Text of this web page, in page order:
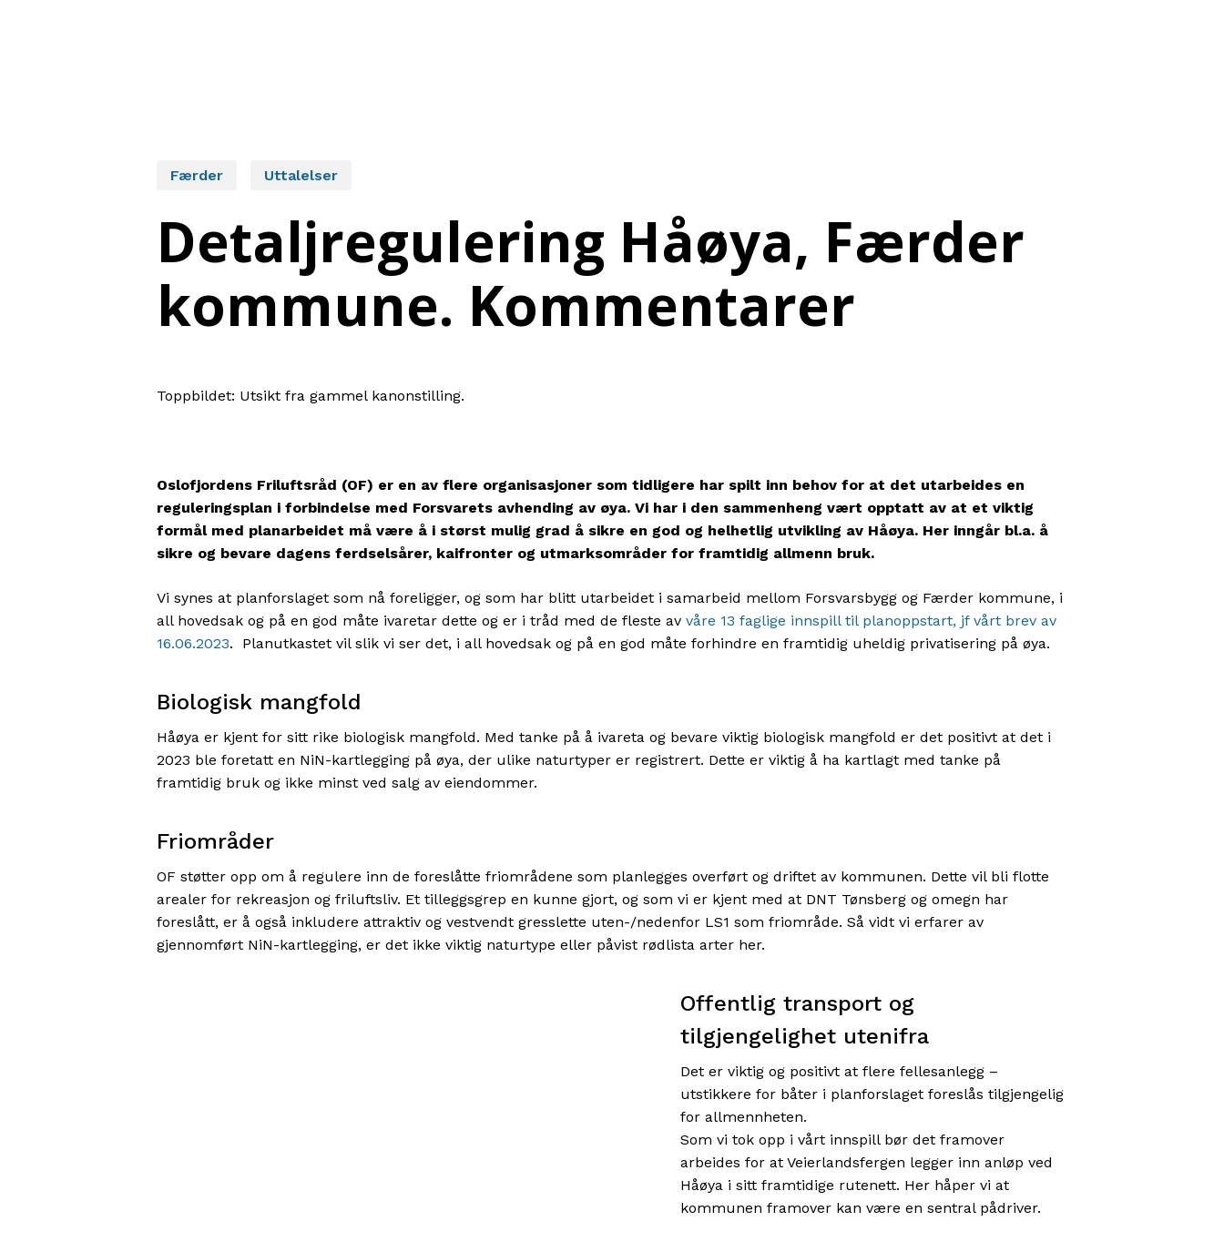
Færder Uttalelser
Detaljregulering Håøya, Færder
kommune. Kommentarer
Toppbildet: Utsikt fra gammel kanonstilling.
Oslofjordens Friluftsråd (OF) er en av flere organisasjoner som tidligere har spilt inn behov for at det utarbeides en
reguleringsplan i forbindelse med Forsvarets avhending av øya. Vi har i den sammenheng vært opptatt av at et viktig
formål med planarbeidet må være å i størst mulig grad å sikre en god og helhetlig utvikling av Håøya. Her inngår bl.a. å
sikre og bevare dagens ferdselsårer, kaifronter og utmarksområder for framtidig allmenn bruk.
Vi synes at planforslaget som nå foreligger, og som har blitt utarbeidet i samarbeid mellom Forsvarsbygg og Færder kommune, i
all hovedsak og på en god måte ivaretar dette og er i tråd med de fleste avvåre 13 faglige innspill til planoppstart, jf vårt brev av
16.06.2023. Planutkastet vil slik vi ser det, i all hovedsak og på en god måte forhindre en framtidig uheldig privatisering på øya.
Biologisk mangfold
Håøya er kjent for sitt rike biologisk mangfold. Med tanke på å ivareta og bevare viktig biologisk mangfold er det positivt at det i
2023 ble foretatt en NiN-kartlegging på øya, der ulike naturtyper er registrert. Dette er viktig å ha kartlagt med tanke på
framtidig bruk og ikke minst ved salg av eiendommer.
Friområder
OF støtter opp om å regulere inn de foreslåtte friområdene som planlegges overført og driftet av kommunen. Dette vil bli flotte
arealer for rekreasjon og friluftsliv. Et tilleggsgrep en kunne gjort, og som vi er kjent med at DNT Tønsberg og omegn har
foreslått, er å også inkludere attraktiv og vestvendt gresslette uten-/nedenfor LS1 som friområde. Så vidt vi erfarer av
gjennomført NiN-kartlegging, er det ikke viktig naturtype eller påvist rødlista arter her.
Offentlig transport og
tilgjengelighet utenifra
Det er viktig og positivt at flere fellesanlegg –
utstikkere for båter i planforslaget foreslås tilgjengelig
for allmennheten.
Som vi tok opp i vårt innspill bør det framover
arbeides for at Veierlandsfergen legger inn anløp ved
Håøya i sitt framtidige rutenett. Her håper vi at
kommunen framover kan være en sentral pådriver.